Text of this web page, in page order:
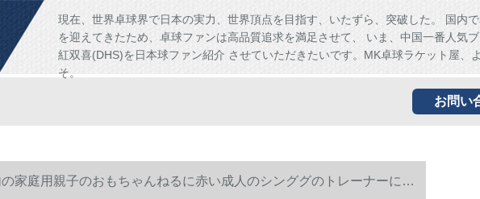
現在、世界卓球界で日本の実力、世界頂点を目指す、いたずら、突破した。 国内
を迎えてきたため、卓球ファンは高品質追求を満足させて、 いま、中国一番人気
紅双喜(DHS)を日本球ファン紹介 させていただきたいです。MK卓球ラケット屋、
そ。
お問い
家庭用親子のおもちゃんねるに赤い成人のシンググのトレーナーに戻